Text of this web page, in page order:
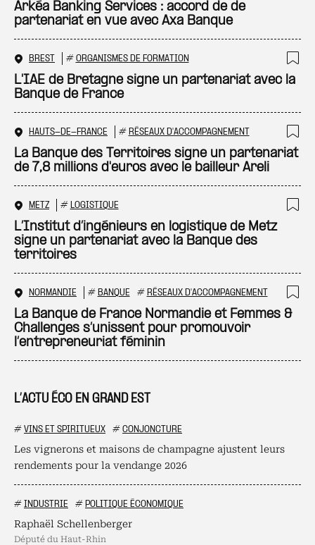
L’ACTU ÉCO EN GRAND EST
# VINS ET SPIRITUEUX # CONJONCTURE
Les vignerons et maisons de champagne ajustent leurs
rendements pour la vendange 2026
# INDUSTRIE # POLITIQUE ÉCONOMIQUE
Raphaël Schellenberger
député du Haut-Rhin
Arkéa Banking Services : accord de de
partenariat en vue avec Axa Banque
BREST # ORGANISMES DE FORMATION
L'IAE de Bretagne signe un partenariat avec la
Banque de France
HAUTS-DE-FRANCE # RÉSEAUX D'ACCOMPAGNEMENT
La Banque des Territoires signe un partenariat
de 7,8 millions d'euros avec le bailleur Areli
METZ # LOGISTIQUE
L’Institut d’ingénieurs en logistique de Metz
signe un partenariat avec la Banque des
territoires
NORMANDIE # BANQUE # RÉSEAUX D'ACCOMPAGNEMENT
La Banque de France Normandie et Femmes &
Challenges s’unissent pour promouvoir
l’entrepreneuriat féminin